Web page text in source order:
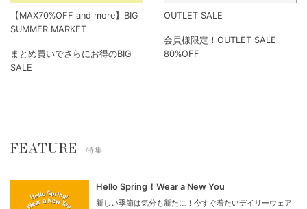
【MAX70%OFF and more】BIG
SUMMER MARKET
まとめ買いでさらにお得のBIG
SALE
OUTLET SALE
会員様限定！OUTLET SALE
80%OFF
FEATURE 特集
Hello Spring！Wear a New You
新しい季節は気分も新たに！今すぐ着たいデイリーウェア